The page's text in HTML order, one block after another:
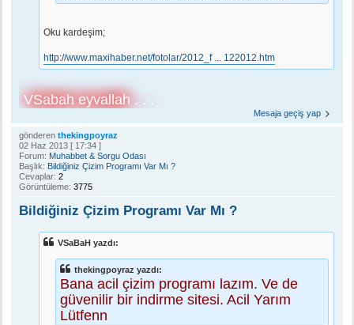
Oku kardeşim;
http://www.maxihaber.net/fotolar/2012_f ... 122012.htm
VSabah eyvallah . . .
Mesaja geçiş yap
gönderen thekingpoyraz
02 Haz 2013 [ 17:34 ]
Forum: Muhabbet & Sorgu Odası
Başlık: Bildiğiniz Çizim Programı Var Mı ?
Cevaplar: 2
Görüntüleme: 3775
Bildiğiniz Çizim Programı Var Mı ?
VSaBaH yazdı:
thekingpoyraz yazdı:
Bana acil çizim programı lazım. Ve de
güvenilir bir indirme sitesi. Acil Yarım
Lütfenn